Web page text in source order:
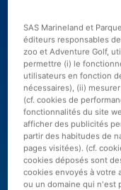
Le
marin
Marineland
janvier
SAS Marineland et
éditeurs responsables
zoo et Adventure Golf,
permettre (i) le
utilisateurs en fonction
nécessaires), (ii)
(cf. cookies de
fonctionnalités du site
afficher des publicités
partir des habitudes de
pages visitées). (cf.
cookies déposés sont
cookies envoyés à votre
ou un domaine qui n'est